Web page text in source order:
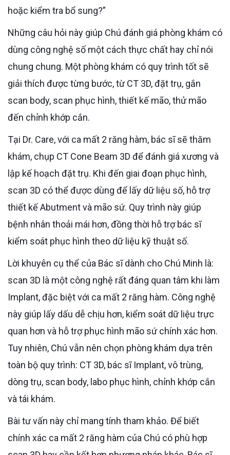
hoặc kiểm tra bổ sung?”
Những câu hỏi này giúp Chú đánh giá phòng khám có
dùng công nghệ số một cách thực chất hay chỉ nói
chung chung. Một phòng khám có quy trình tốt sẽ
giải thích được từng bước, từ CT 3D, đặt trụ, gắn
scan body, scan phục hình, thiết kế mão, thử mão
đến chỉnh khớp cắn.
Tại Dr. Care, với ca mất 2 răng hàm, bác sĩ sẽ thăm
khám, chụp CT Cone Beam 3D để đánh giá xương và
lập kế hoạch đặt trụ. Khi đến giai đoạn phục hình,
scan 3D có thể được dùng để lấy dữ liệu số, hỗ trợ
thiết kế Abutment và mão sứ. Quy trình này giúp
bệnh nhân thoải mái hơn, đồng thời hỗ trợ bác sĩ
kiểm soát phục hình theo dữ liệu kỹ thuật số.
Lời khuyên cụ thể của Bác sĩ dành cho Chú Minh là:
scan 3D là một công nghệ rất đáng quan tâm khi làm
Implant, đặc biệt với ca mất 2 răng hàm. Công nghệ
này giúp lấy dấu dễ chịu hơn, kiểm soát dữ liệu trực
quan hơn và hỗ trợ phục hình mão sứ chính xác hơn.
Tuy nhiên, Chú vẫn nên chọn phòng khám dựa trên
toàn bộ quy trình: CT 3D, bác sĩ Implant, vô trùng,
dòng trụ, scan body, labo phục hình, chỉnh khớp cắn
và tái khám.
Bài tư vấn này chỉ mang tính tham khảo. Để biết
chính xác ca mất 2 răng hàm của Chú có phù hợp